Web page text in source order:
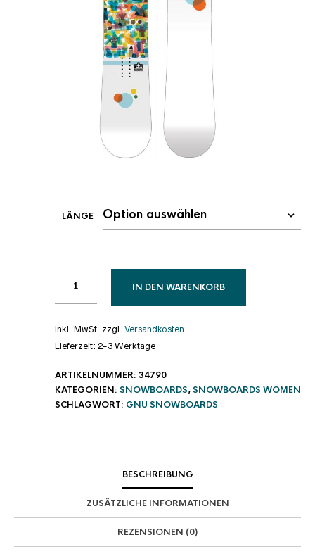
LÄNGE
IN DEN WARENKORB
inkl. MwSt. zzgl. Versandkosten
Lieferzeit: 2-3 Werktage
ARTIKELNUMMER: 34790
KATEGORIEN: SNOWBOARDS,SNOWBOARDS WOMEN
SCHLAGWORT: GNU SNOWBOARDS
BESCHREIBUNG
ZUSÄTZLICHE INFORMATIONEN
REZENSIONEN (0)